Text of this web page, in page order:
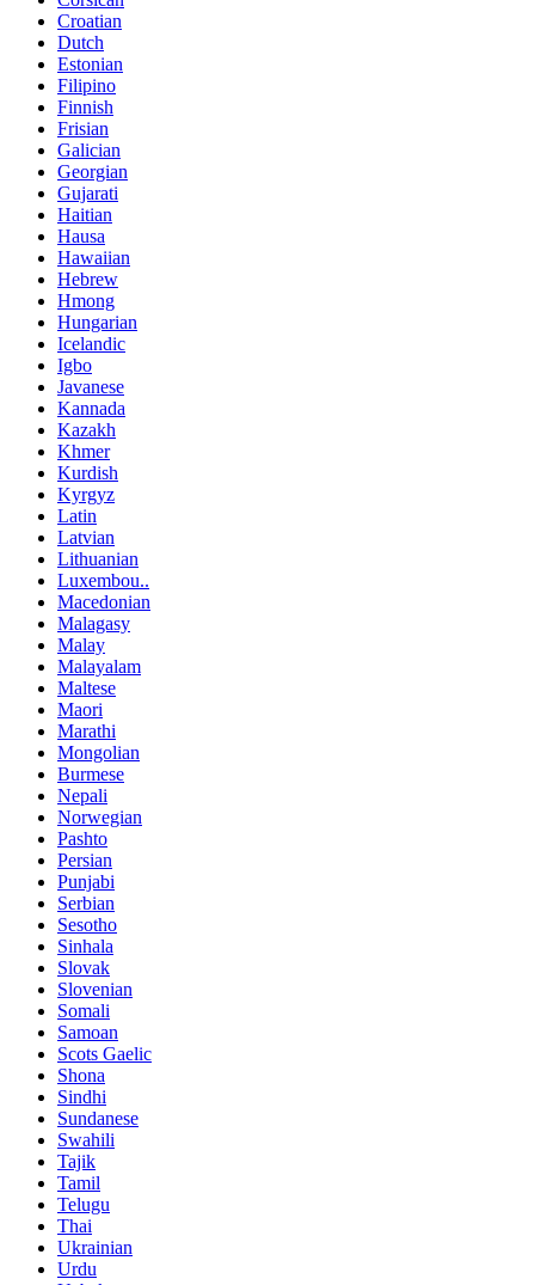
Croatian
Dutch
Estonian
Filipino
Finnish
Frisian
Galician
Georgian
Gujarati
Haitian
Hausa
Hawaiian
Hebrew
Hmong
Hungarian
Icelandic
Igbo
Javanese
Kannada
Kazakh
Khmer
Kurdish
Kyrgyz
Latin
Latvian
Lithuanian
Luxembou..
Macedonian
Malagasy
Malay
Malayalam
Maltese
Maori
Marathi
Mongolian
Burmese
Nepali
Norwegian
Pashto
Persian
Punjabi
Serbian
Sesotho
Sinhala
Slovak
Slovenian
Somali
Samoan
Scots Gaelic
Shona
Sindhi
Sundanese
Swahili
Tajik
Tamil
Telugu
Thai
Ukrainian
Urdu